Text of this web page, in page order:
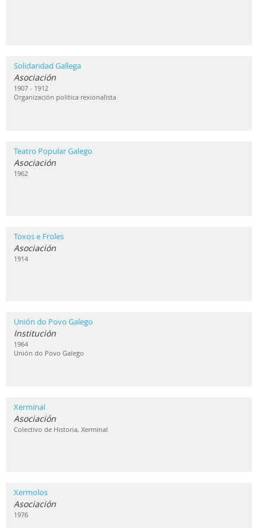
Solidaridad Gallega
Asociación
1907 - 1912
Organización política rexionalista
Teatro Popular Galego
Asociación
1962
Toxos e Froles
Asociación
1914
Unión do Povo Galego
Institución
1964
Unión do Povo Galego
Xerminal
Asociación
Colectivo de Historia, Xerminal
Xermolos
Asociación
1976